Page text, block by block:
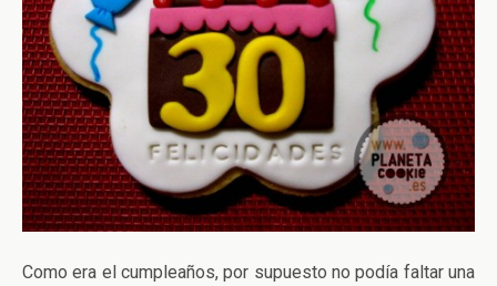
Como era el cumpleaños, por supuesto no podía faltar una